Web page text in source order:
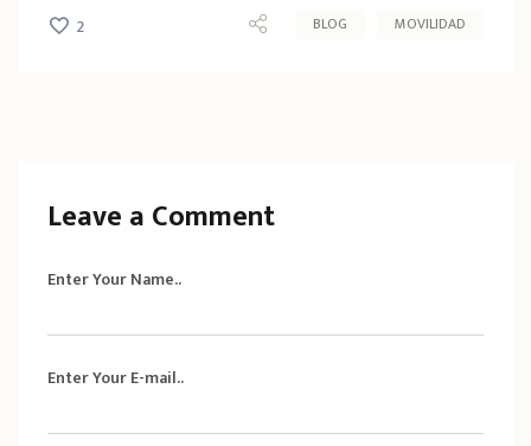
2
BLOG MOVILIDAD
Leave a Comment
Enter Your Name..
Enter Your E-mail..